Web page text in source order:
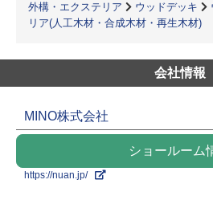
外構・エクステリア
ウッドデッキ
リア(人工木材・合成木材・再生木材)
会社情報
MINO株式会社
ショールーム
https://nuan.jp/